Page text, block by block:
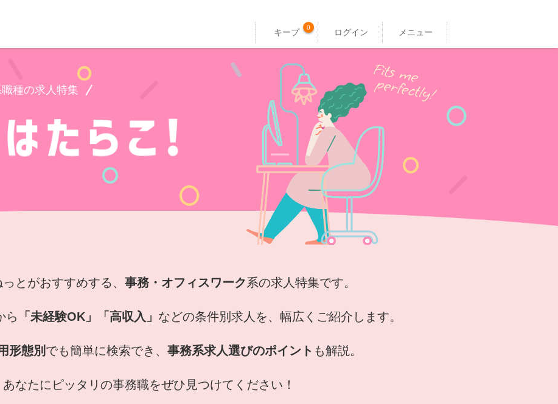
キープ 0 ログイン メニュー
種の求人特集
とがおすすめする、 事務・オフィスワーク系の求人特集です。
ら 「未経験OK」「高収入」 などの条件別求人を、幅広くご紹介します。
形態別 でも簡単に検索でき、 事務系求人選びのポイント も解説。
あなたにピッタリの事務職をぜひ見つけてください！